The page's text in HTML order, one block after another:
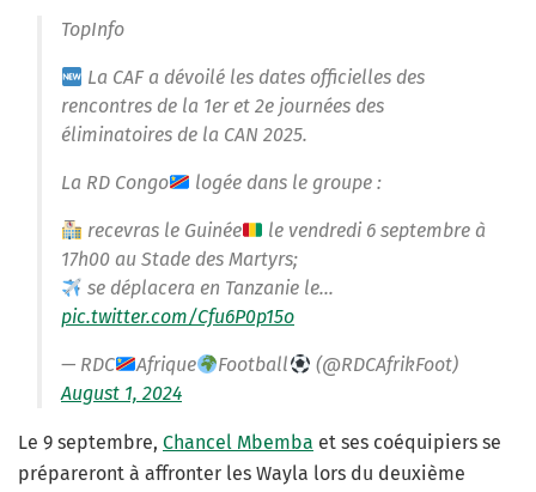
TopInfo
La CAF a dévoilé les dates officielles des
rencontres de la 1er et 2e journées des
éliminatoires de la CAN 2025.
La RD Congo logée dans le groupe :
recevras le Guinée
le vendredi 6 septembre à
17h00 au Stade des Martyrs;
se déplacera en Tanzanie le…
pic.twitter.com/Cfu6P0p15o
— RDC Afrique Football
(@RDCAfrikFoot)
August 1, 2024
Le 9 septembre, Chancel Mbemba et ses coéquipiers se
prépareront à affronter les Wayla lors du deuxième